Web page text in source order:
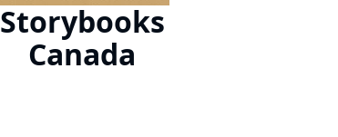
Storybooks
Canada